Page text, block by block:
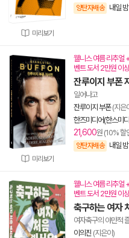
미리보기
양탄자배송 내일 밤
미리보기
웰니스 여름 리추얼
벤트 도서 2만원 이
잔루이지 부폰
일어나고
잔루이지 부폰(지은
한즈미디어(한스미
21,600원 (10% 할
양탄자배송 내일 밤
웰니스 여름 리추얼
벤트 도서 2만원 이
축구하는 여자
여자축구의 야만적
이의진 (지은이)